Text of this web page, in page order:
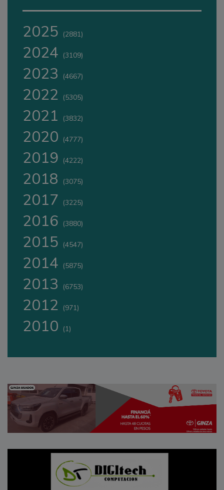
2025 (2881)
2024 (3109)
2023 (4667)
2022 (5305)
2021 (3832)
2020 (4777)
2019 (4222)
2018 (3075)
2017 (3225)
2016 (3880)
2015 (4547)
2014 (5875)
2013 (6753)
2012 (971)
2010 (1)